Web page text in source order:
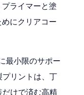
ライマーと塗
にクリアコー
最小限のサポー
プリントは、丁
けで済む高精